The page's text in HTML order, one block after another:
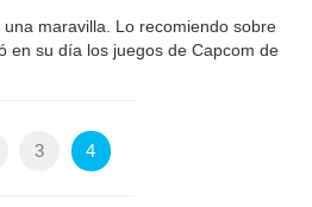
maravilla. Lo recomiendo sobre
en su día los juegos de Capcom de
3 4